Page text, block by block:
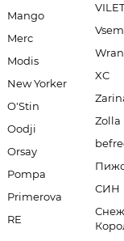
Mango
Merc
Modis
New Yorker
O'Stin
Oodji
Orsay
Pompa
Primerova
RE
VILET
XC
Zolla
СИН